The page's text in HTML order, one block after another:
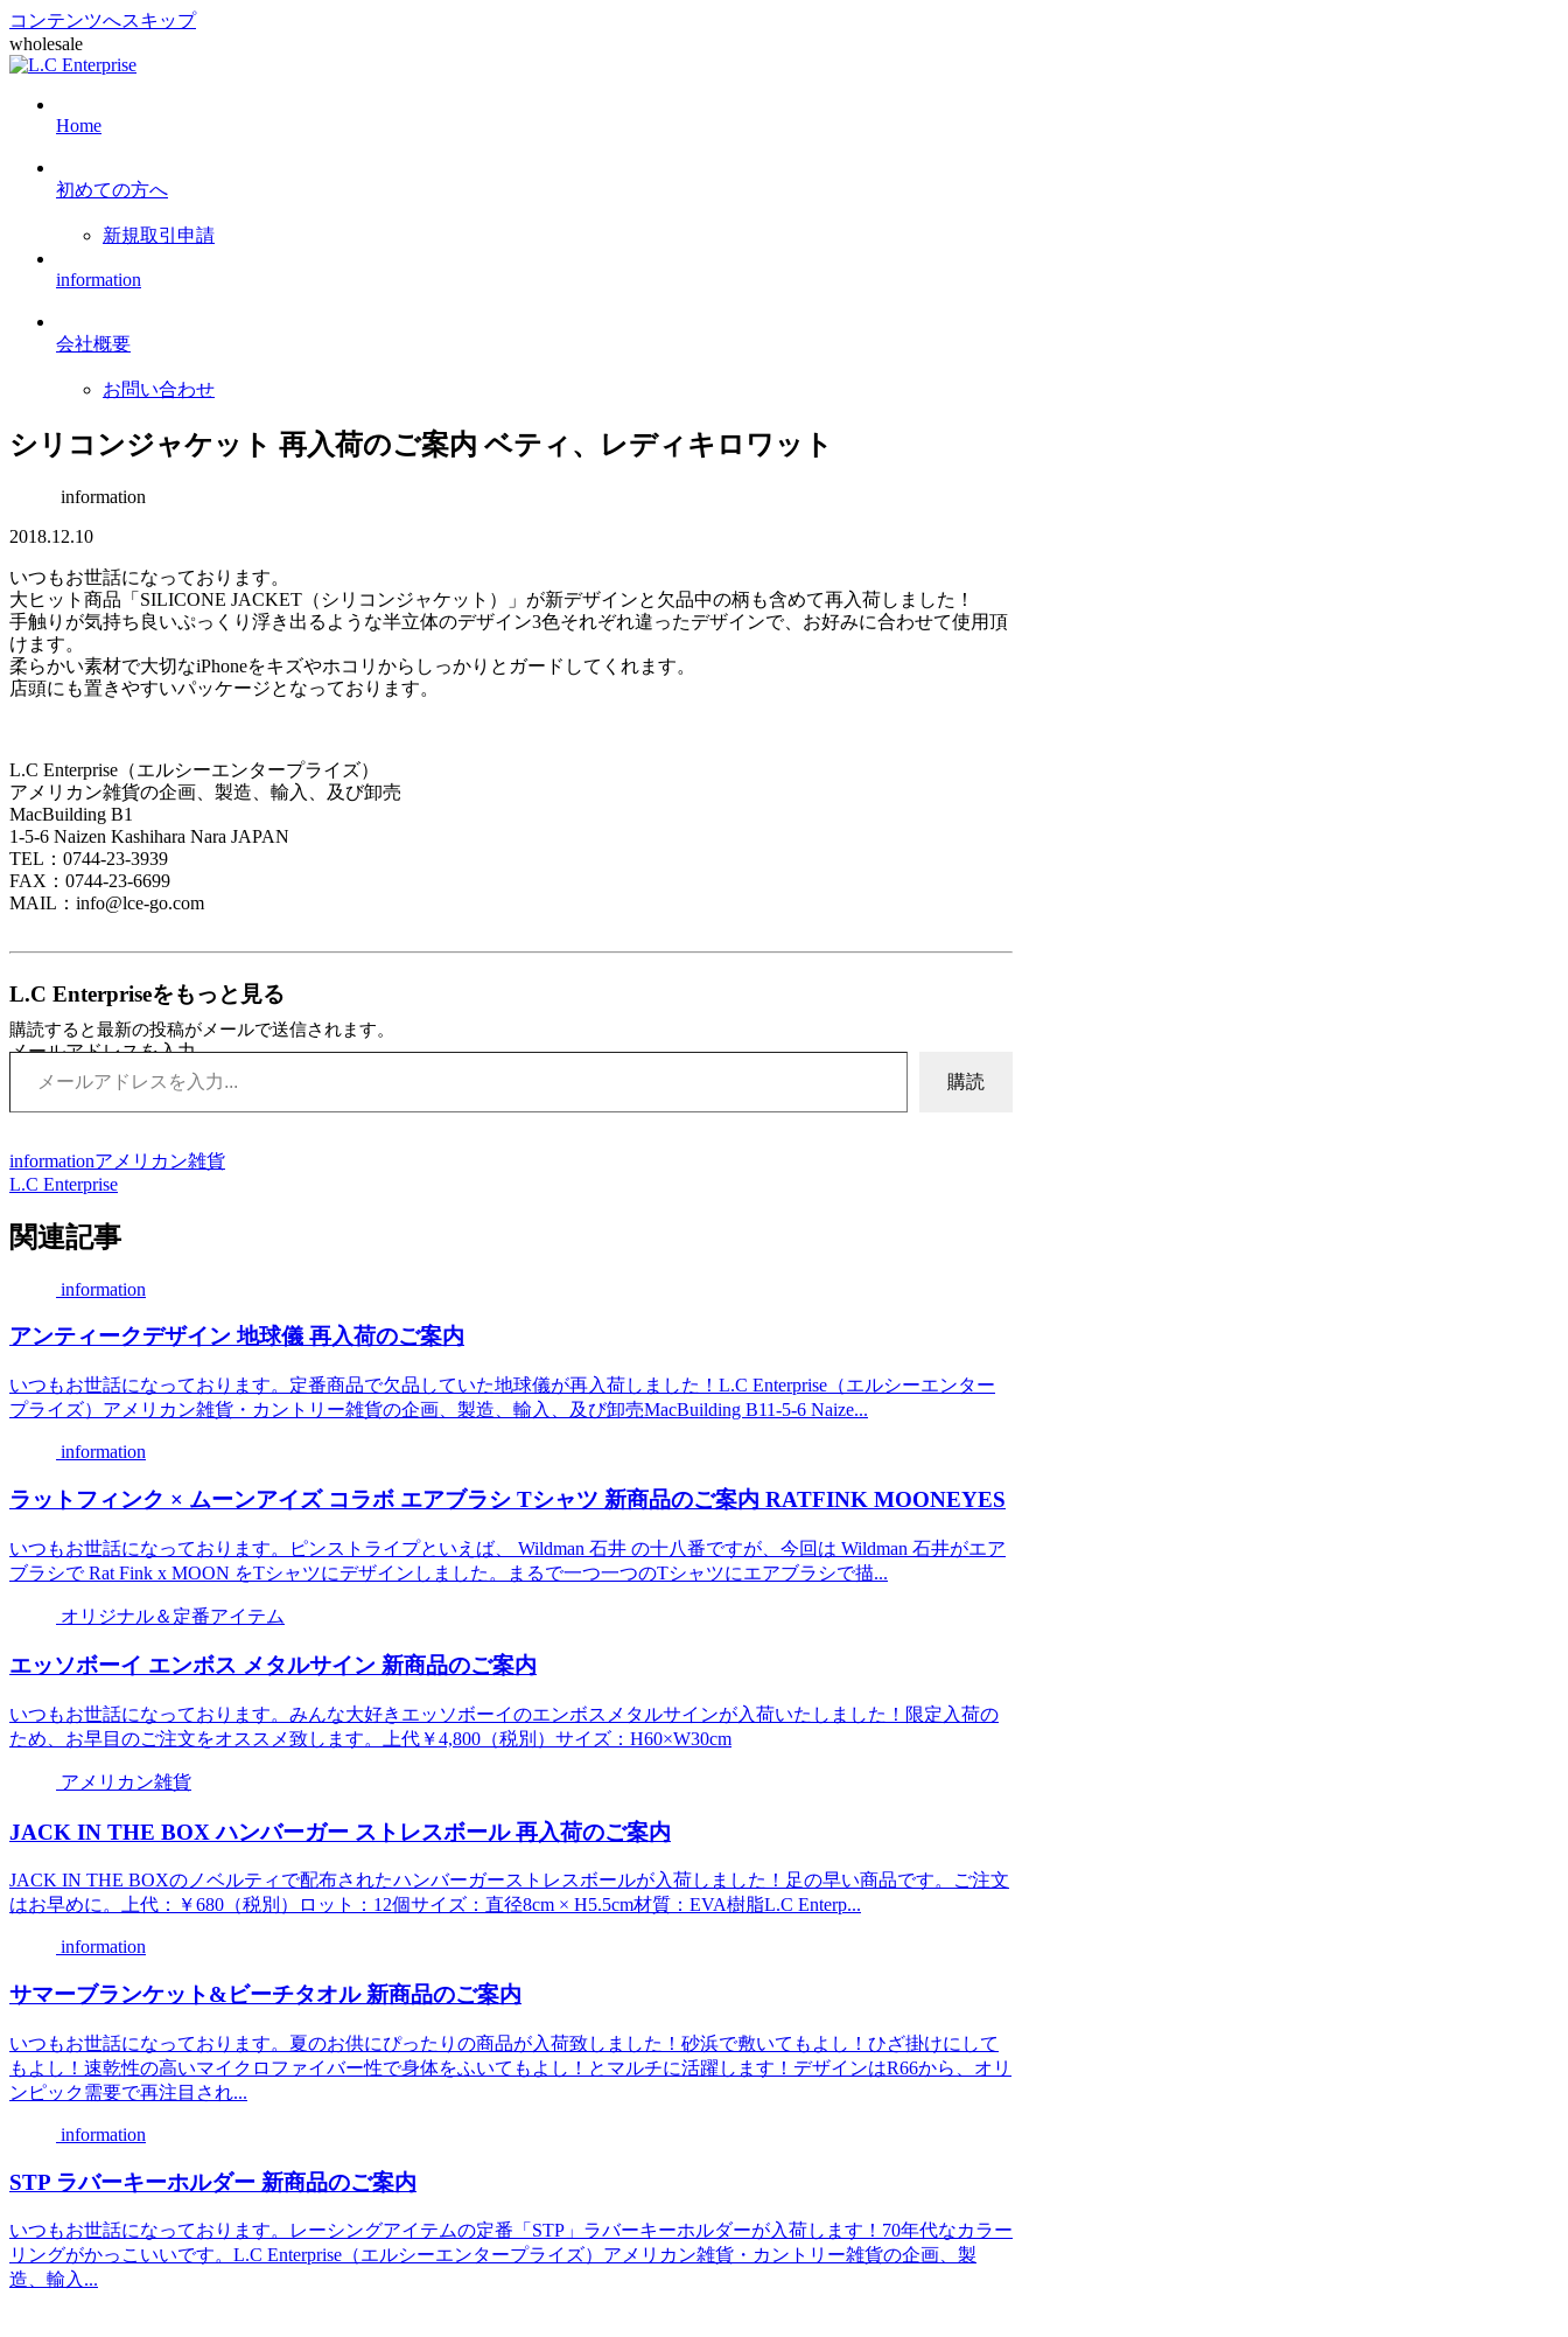
コンテンツへスキップ
wholesale
Home
初めての方へ
新規取引申請
information
会社概要
お問い合わせ
シリコンジャケット 再入荷のご案内 ベティ、レディキロワット
information
2018.12.10
いつもお世話になっております。
大ヒット商品「SILICONE JACKET（シリコンジャケット）」が新デザインと欠品中の柄も含めて再入荷しました！
手触りが気持ち良いぷっくり浮き出るような半立体のデザイン3色それぞれ違ったデザインで、お好みに合わせて使用頂
けます。
柔らかい素材で大切なiPhoneをキズやホコリからしっかりとガードしてくれます。
店頭にも置きやすいパッケージとなっております。
L.C Enterprise（エルシーエンタープライズ）
アメリカン雑貨の企画、製造、輸入、及び卸売
MacBuilding B1
1-5-6 Naizen Kashihara Nara JAPAN
TEL：0744-23-3939
FAX：0744-23-6699
MAIL：info@lce-go.com
L.C Enterpriseをもっと見る
購読すると最新の投稿がメールで送信されます。
メールアドレスを入力...
購読
informationアメリカン雑貨
L.C Enterprise
関連記事
information
アンティークデザイン 地球儀 再入荷のご案内
いつもお世話になっております。定番商品で欠品していた地球儀が再入荷しました！L.C Enterprise（エルシーエンター
プライズ）アメリカン雑貨・カントリー雑貨の企画、製造、輸入、及び卸売MacBuilding B11-5-6 Naize...
information
ラットフィンク × ムーンアイズ コラボ エアブラシ Tシャツ 新商品のご案内 RATFINK MOONEYES
いつもお世話になっております。ピンストライプといえば、 Wildman 石井 の十八番ですが、今回は Wildman 石井がエア
ブラシで Rat Fink x MOON をTシャツにデザインしました。まるで一つ一つのTシャツにエアブラシで描...
オリジナル＆定番アイテム
エッソボーイ エンボス メタルサイン 新商品のご案内
いつもお世話になっております。みんな大好きエッソボーイのエンボスメタルサインが入荷いたしました！限定入荷の
ため、お早目のご注文をオススメ致します。上代￥4,800（税別）サイズ：H60×W30cm
アメリカン雑貨
JACK IN THE BOX ハンバーガー ストレスボール 再入荷のご案内
JACK IN THE BOXのノベルティで配布されたハンバーガーストレスボールが入荷しました！足の早い商品です。ご注文
はお早めに。上代：￥680（税別）ロット：12個サイズ：直径8cm × H5.5cm材質：EVA樹脂L.C Enterp...
information
サマーブランケット&ビーチタオル 新商品のご案内
いつもお世話になっております。夏のお供にぴったりの商品が入荷致しました！砂浜で敷いてもよし！ひざ掛けにして
もよし！速乾性の高いマイクロファイバー性で身体をふいてもよし！とマルチに活躍します！デザインはR66から、オリ
ンピック需要で再注目され...
information
STP ラバーキーホルダー 新商品のご案内
いつもお世話になっております。レーシングアイテムの定番「STP」ラバーキーホルダーが入荷します！70年代なカラー
リングがかっこいいです。L.C Enterprise（エルシーエンタープライズ）アメリカン雑貨・カントリー雑貨の企画、製
造、輸入...